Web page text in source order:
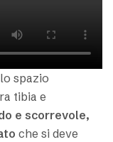
spazio
tibia e
e scorrevole,
che si deve